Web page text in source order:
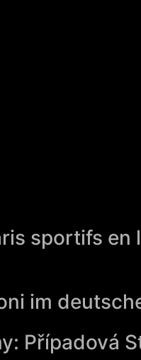
sportifs en
im
Případová